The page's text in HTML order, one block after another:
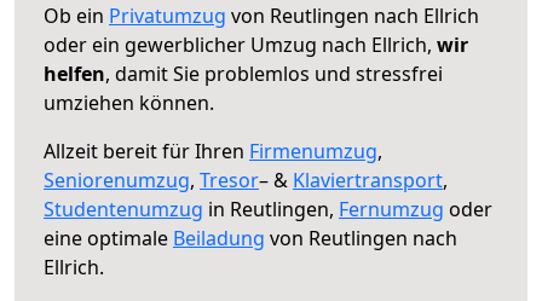
Ob ein Privatumzug von Reutlingen nach Ellrich
oder ein gewerblicher Umzug nach Ellrich, wir
helfen, damit Sie problemlos und stressfrei
umziehen können.
Allzeit bereit für Ihren Firmenumzug,
Seniorenumzug, Tresor– & Klaviertransport,
Studentenumzug in Reutlingen, Fernumzug oder
eine optimale Beiladung von Reutlingen nach
Ellrich.